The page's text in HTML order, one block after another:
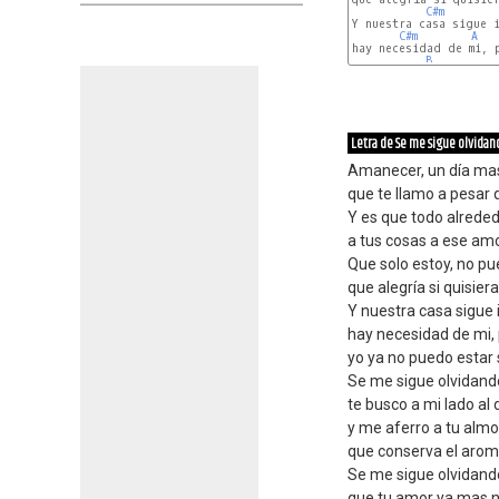
C#m
Y nuestra casa
C#m
A
hay necesidad de mi,
B
Letra de Se me sigue
Amanecer, un día
que te llamo a pesar
Y es que todo
a tus cosas a ese
Que solo estoy, no
que alegría si
Y nuestra casa
hay necesidad de
yo ya no puedo estar
Se me sigue
te busco a mi lado al
y me aferro a tu
que conserva el
Se me sigue